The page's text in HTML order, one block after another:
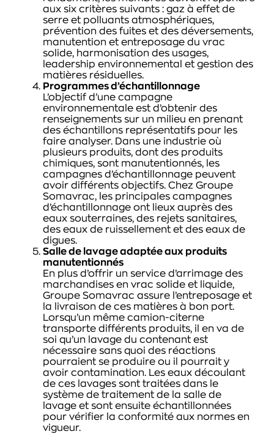
aux six critères suivants : gaz à effet de
serre et polluants atmosphériques,
prévention des fuites et des déversements,
manutention et entreposage du vrac
solide, harmonisation des usages,
leadership environnemental et gestion des
matières résiduelles.
Programmes d’échantillonnage
L’objectif d’une campagne
environnementale est d’obtenir des
renseignements sur un milieu en prenant
des échantillons représentatifs pour les
faire analyser. Dans une industrie où
plusieurs produits, dont des produits
chimiques, sont manutentionnés, les
campagnes d’échantillonnage peuvent
avoir différents objectifs. Chez Groupe
Somavrac, les principales campagnes
d’échantillonnage ont lieux auprès des
eaux souterraines, des rejets sanitaires,
des eaux de ruissellement et des eaux de
digues.
Salle de lavage adaptée aux produits
manutentionnés
En plus d’offrir un service d’arrimage des
marchandises en vrac solide et liquide,
Groupe Somavrac assure l’entreposage et
la livraison de ces matières à bon port.
Lorsqu’un même camion-citerne
transporte différents produits, il en va de
soi qu’un lavage du contenant est
nécessaire sans quoi des réactions
pourraient se produire ou il pourrait y
avoir contamination. Les eaux découlant
de ces lavages sont traitées dans le
système de traitement de la salle de
lavage et sont ensuite échantillonnées
pour vérifier la conformité aux normes en
vigueur.